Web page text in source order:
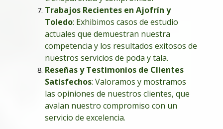
Trabajos Recientes en Ajofrín y
Toledo: Exhibimos casos de estudio
actuales que demuestran nuestra
competencia y los resultados exitosos de
nuestros servicios de poda y tala.
Reseñas y Testimonios de Clientes
Satisfechos: Valoramos y mostramos
las opiniones de nuestros clientes, que
avalan nuestro compromiso con un
servicio de excelencia.